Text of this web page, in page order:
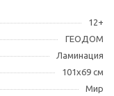
12+
ГЕОДОМ
Ламинация
101х69 см
Мир